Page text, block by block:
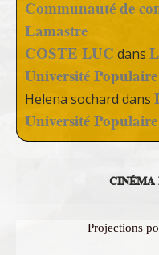
Communauté de
Lamastre
COSTE LUC dans
Université
Helena sochard dans
Université
CINÉMA